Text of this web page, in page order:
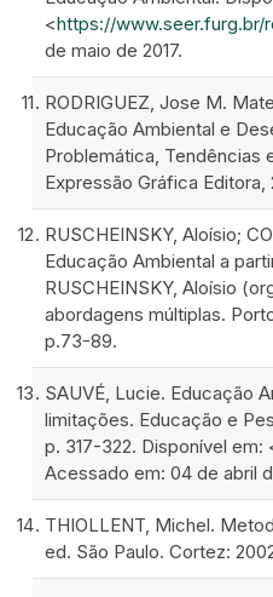
<https://www.seer.furg.br/
de maio de 2017.
RODRIGUEZ, Jose M.
Educação Ambiental e
Problemática, Tendências
Expressão Gráfica Editora,
RUSCHEINSKY, Aloísio;
Educação Ambiental a
RUSCHEINSKY, Aloísio
abordagens múltiplas.
p.73-89.
SAUVÉ, Lucie. Educação
limitações. Educação e
p. 317-322. Disponível em:
Acessado em: 04 de abril
THIOLLENT, Michel.
ed. São Paulo. Cortez: